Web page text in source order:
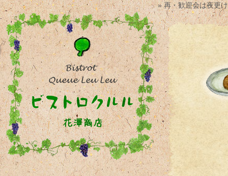
» 再・歓迎会は夜更